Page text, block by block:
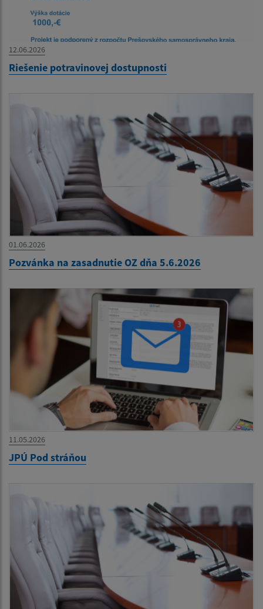
12.06.2026
Riešenie potravinovej dostupnosti
01.06.2026
Pozvánka na zasadnutie OZ dňa 5.6.2026
11.05.2026
JPÚ Pod stráňou